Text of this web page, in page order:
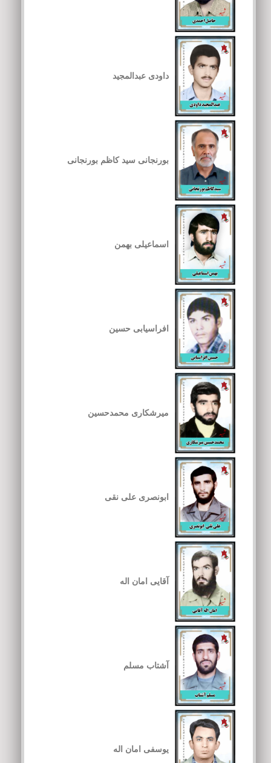
داودی عبدالمجید
بورنجانی سید کاظم بورنجانی
اسماعیلی بهمن
افراسیابی حسین
میرشکاری محمدحسین
ابونصری علی نقی
آقایی امان اله
آشتاب مسلم
یوسفی امان اله